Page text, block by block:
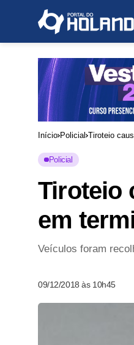
Início Policial Tiroteio
Policial
Tiroteio
em
Veículos foram
09/12/2018 às 10h45